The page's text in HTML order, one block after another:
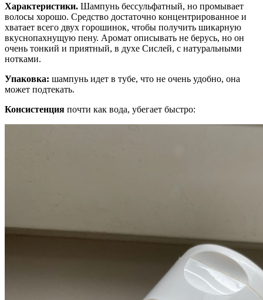
Характеристики. Шампунь бессульфатный, но промывает
волосы хорошо. Средство достаточно концентрированное и
хватает всего двух горошинок, чтобы получить шикарную
вкуснопахнущую пену. Аромат описывать не берусь, но он
очень тонкий и приятный, в духе Сислей, с натуральными
нотками.
Упаковка: шампунь идет в тубе, что не очень удобно, она
может подтекать.
Консистенция почти как вода, убегает быстро: